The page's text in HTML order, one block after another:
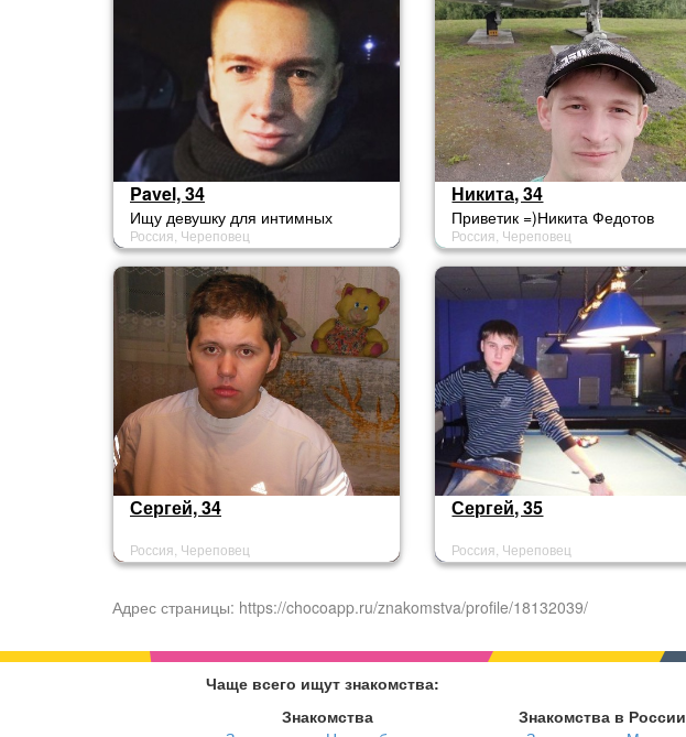
Pavel, 34
Ищу девушку для интимных
встреч по симпатии
Россия, Череповец
Никита, 34
Приветик =)Никита Федотов
Россия, Череповец
Сергей, 34
Россия, Череповец
Сергей, 35
Россия, Череповец
Адрес страницы: https://chocoapp.ru/znakomstva/profile/18132039/
Чаще всего ищут знакомства:
Знакомства
Знакомства в России